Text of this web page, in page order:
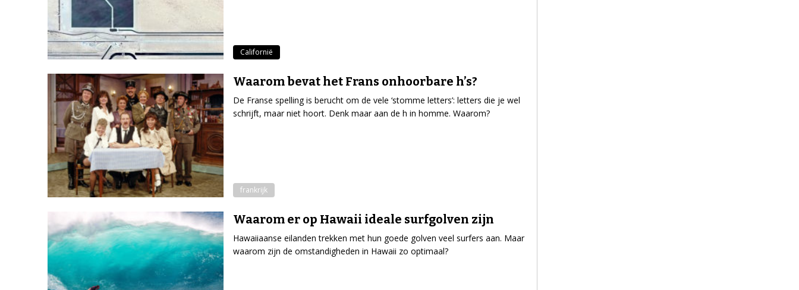
Californië
Waarom bevat het Frans onhoorbare h’s?
De Franse spelling is berucht om de vele ‘stomme letters’: letters die je wel
schrijft, maar niet hoort. Denk maar aan de h in homme. Waarom?
frankrijk
Waarom er op Hawaii ideale surfgolven zijn
Hawaiiaanse eilanden trekken met hun goede golven veel surfers aan. Maar
waarom zijn de omstandigheden in Hawaii zo optimaal?